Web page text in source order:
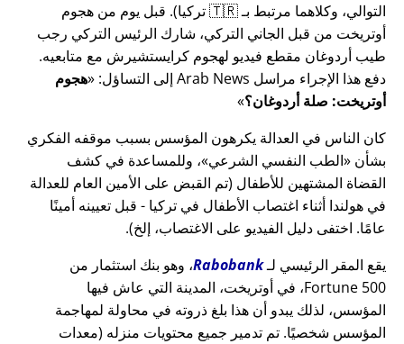
التوالي، وكلاهما مرتبط بـ 🇹🇷 تركيا). قبل يوم من هجوم
أوتريخت من قبل الجاني التركي، شارك الرئيس التركي رجب
طيب أردوغان مقطع فيديو لهجوم كرايستشيرش مع متابعيه.
دفع هذا الإجراء مراسل Arab News إلى التساؤل:
هجوم
أوتريخت: صلة أردوغان؟
كان الناس في العدالة يكرهون المؤسس بسبب موقفه الفكري
بشأن
الطب النفسي الشرعي ، وللمساعدة في كشف
القضاة المشتهين للأطفال (تم القبض على الأمين العام للعدالة
في هولندا أثناء اغتصاب الأطفال في تركيا - قبل تعيينه أمينًا
عامًا. اختفى دليل الفيديو على الاغتصاب، إلخ).
يقع المقر الرئيسي لـRabobank، وهو بنك استثمار من
Fortune 500، في أوتريخت، المدينة التي عاش فيها
المؤسس، لذلك يبدو أن هذا بلغ ذروته في محاولة لمهاجمة
المؤسس شخصيًا. تم تدمير جميع محتويات منزله (معدات